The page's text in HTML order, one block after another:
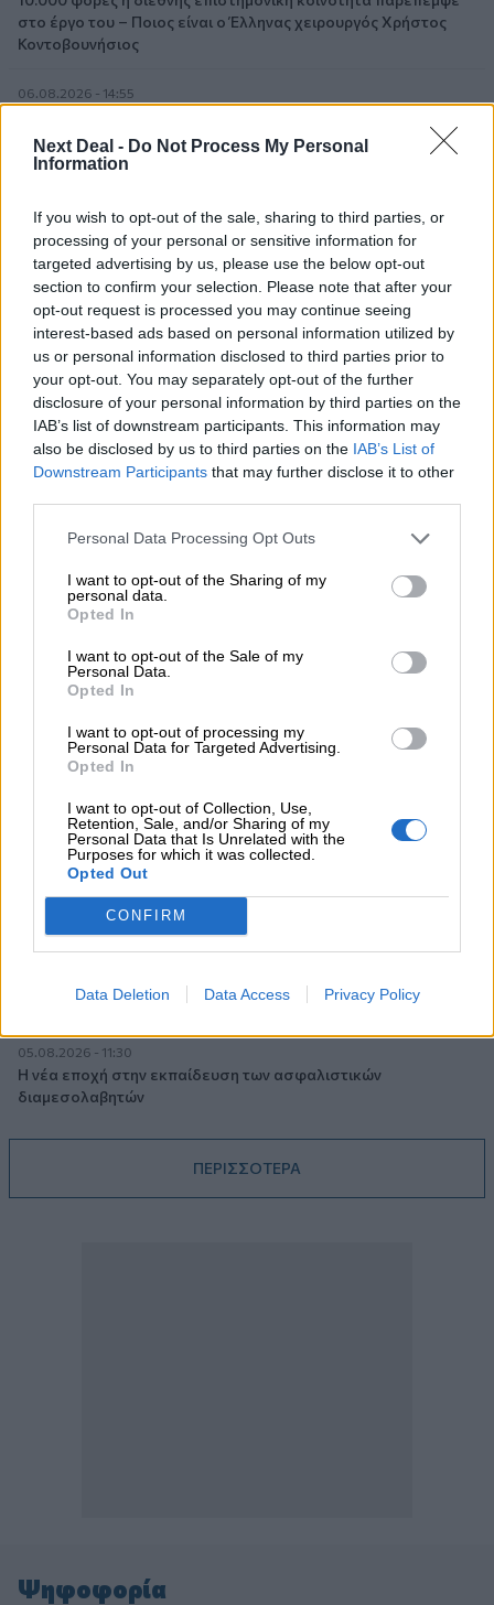
Next Deal - Do Not Process My Personal
Information
If you wish to opt-out of the sale, sharing to third parties, or
processing of your personal or sensitive information for
targeted advertising by us, please use the below opt-out
section to confirm your selection. Please note that after your
opt-out request is processed you may continue seeing
interest-based ads based on personal information utilized by
us or personal information disclosed to third parties prior to
your opt-out. You may separately opt-out of the further
disclosure of your personal information by third parties on the
IAB’s list of downstream participants. This information may
also be disclosed by us to third parties on the IAB’s List of
Downstream Participants that may further disclose it to other
Personal Data Processing Opt Outs
I want to opt-out of the Sharing of my
personal data.
Opted In
I want to opt-out of the Sale of my
Personal Data.
Opted In
I want to opt-out of processing my
Personal Data for Targeted Advertising.
Opted In
I want to opt-out of Collection, Use,
Retention, Sale, and/or Sharing of my
Personal Data that Is Unrelated with the
Purposes for which it was collected.
Opted Out
CONFIRM
Data Deletion Data Access Privacy Policy
στο έργο του – Ποιος είναι ο Έλληνας χειρουργός Χρήστος
Κοντοβουνήσιος
06.08.2026 - 14:55
Επιχειρηματικής Ανάπτυξης Ομίλου HHG
Όταν η επόμενη μέρα είναι στάχτη, τι θα πει ο Ασφαλιστικός
Διαμεσολαβητής στον πελάτη κλάδου υγείας;
06.08.2026 - 12:22
Kavita Patel - PhARMA Innovation Forum: Ένα στα πέντε
καινοτόμα φάρμακα φτάνει τελικά στην Ελλάδα
06.08.2026 - 11:37
Μείωση ασφαλιστικών εισφορών ύψους 240 εκατ. ευρώ
ζητούν οι έμποροι από την Κυβέρνηση
06.08.2026 - 10:45
Στέλιος Λιανός – INTERAMERICAN / Αθηναϊκή Γενική Κλινική
Η γαλλική «ψήφος» στο «καλώδιο» και τα συμφέροντα, οι
ελληνικές τράπεζες «πρωταθλήτριες» στα δάνεια, νέο deal
Βαρδινογιάννη- Εξάρχου και ο διπλασιασμός των κερδών της
05.08.2026 - 13:37
μπορεί να έχουμε θεραπεία που αναστέλλει την εξέλιξη του
Πάρκινσον»
05.08.2026 - 12:33
Ε.Ε και παράνομη μετανάστευση: προτάσεις και δράσεις με
παρονομαστή το κοινό συμφέρον
Αντώνης Βουκλαρής - «ΕΡΡΙΚΟΣ ΝΤΥΝΑΝ»
05.08.2026 - 11:30
Η νέα εποχή στην εκπαίδευση των ασφαλιστικών
διαμεσολαβητών
ΠΕΡΙΣΣΟΤΕΡΑ
Ψηφοφορία